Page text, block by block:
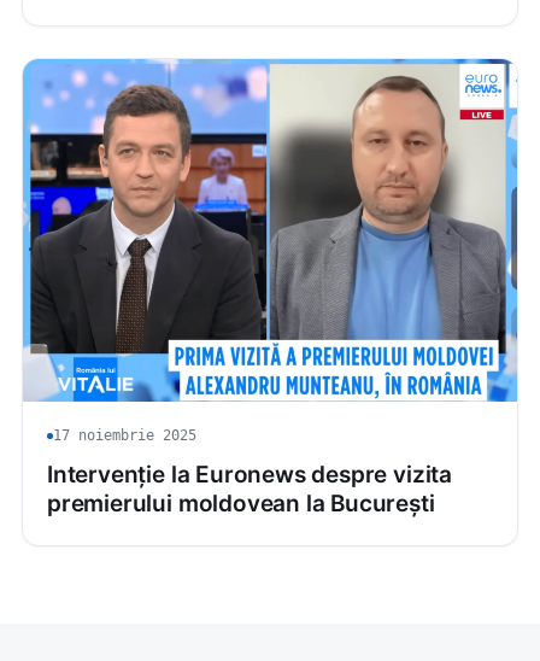
17 noiembrie 2025
Intervenție la Euronews despre vizita
premierului moldovean la București